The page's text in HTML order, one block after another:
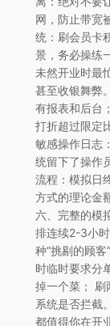
网，防止带宽
统：刷会员卡
景，务必操练
未然开业时最
甚至收银舞弊
有报表和后台
打折超过限定
敏感操作日志
统留下了操作
流程：模拟日
方式的理论金
六、完整的模
排连续2-3小
种“挑剔的顾
时临时要求分
掉一个菜； 刷
系统是否拦截
都值得你在开